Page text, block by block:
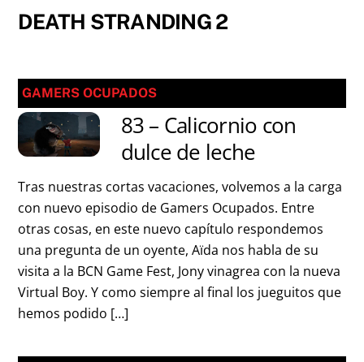
DEATH STRANDING 2
GAMERS OCUPADOS
83 – Calicornio con
dulce de leche
Tras nuestras cortas vacaciones, volvemos a la carga
con nuevo episodio de Gamers Ocupados. Entre
otras cosas, en este nuevo capítulo respondemos
una pregunta de un oyente, Aïda nos habla de su
visita a la BCN Game Fest, Jony vinagrea con la nueva
Virtual Boy. Y como siempre al final los jueguitos que
hemos podido […]